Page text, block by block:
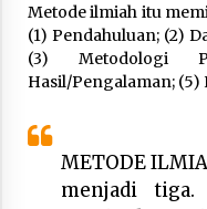
Metode ilmiah itu
(1) Pendahuluan; (2)
(3) Metodologi
Hasil/Pengalaman;
METODE
menjadi tiga.